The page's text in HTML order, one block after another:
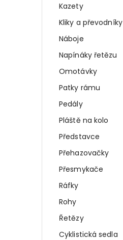
Kazety
Kliky a převodníky
Náboje
Napínáky řetězu
Omotávky
Patky rámu
Pedály
Pláště na kolo
Představce
Přehazovačky
Přesmykače
Ráfky
Rohy
Řetězy
Cyklistická sedla